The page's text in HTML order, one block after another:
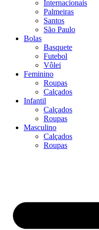
Internacionais
Palmeiras
Santos
São Paulo
Bolas
Basquete
Futebol
Vôlei
Feminino
Roupas
Calçados
Infantil
Calçados
Roupas
Masculino
Calçados
Roupas